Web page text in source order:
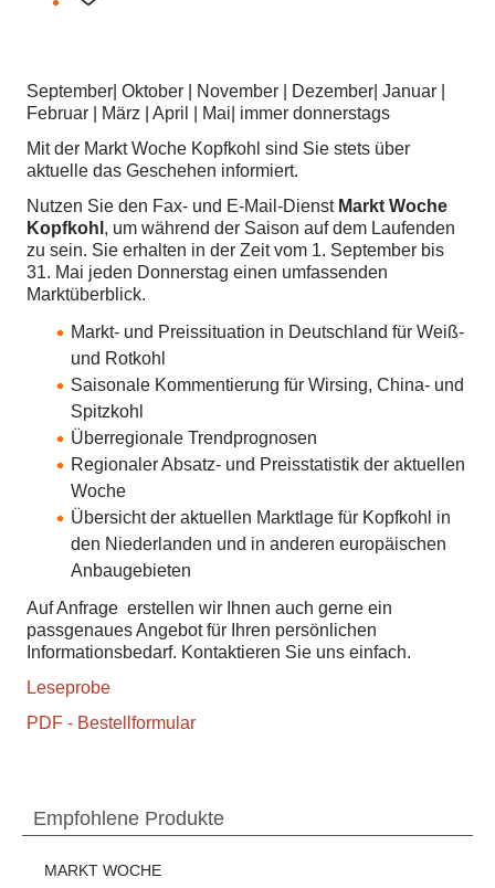
September| Oktober | November | Dezember| Januar |
Februar | März | April | Mai| immer donnerstags
Mit der Markt Woche Kopfkohl sind Sie stets über
aktuelle das Geschehen informiert.
Nutzen Sie den Fax- und E-Mail-Dienst Markt Woche
Kopfkohl , um während der Saison auf dem Laufenden
zu sein. Sie erhalten in der Zeit vom 1. September bis
31. Mai jeden Donnerstag einen umfassenden
Marktüberblick.
Markt- und Preissituation in Deutschland für Weiß-
und Rotkohl
Saisonale Kommentierung für Wirsing, China- und
Spitzkohl
Überregionale Trendprognosen
Regionaler Absatz- und Preisstatistik der aktuellen
Woche
Übersicht der aktuellen Marktlage für Kopfkohl in
den Niederlanden und in anderen europäischen
Anbaugebieten
Auf Anfrage erstellen wir Ihnen auch gerne ein
passgenaues Angebot für Ihren persönlichen
Informationsbedarf. Kontaktieren Sie uns einfach.
Leseprobe
PDF - Bestellformular
Empfohlene Produkte
MARKT WOCHE